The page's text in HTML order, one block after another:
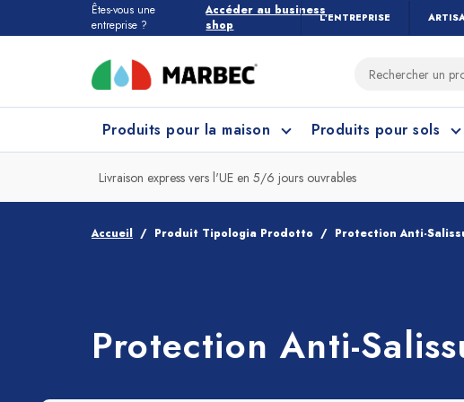
Êtes-vous une
entreprise ?
Accéder au business
shop
L’ENTREPRISE
Produits pour la maison
Tous les produits pour la maison
Produits pour sols
Quel étage devez-vous nettoyer ?
Livraison express vers l'UE en 5/6 jours ouvrables
Accueil Produit Tipologia Prodotto Protection Anti-
Protection Anti-